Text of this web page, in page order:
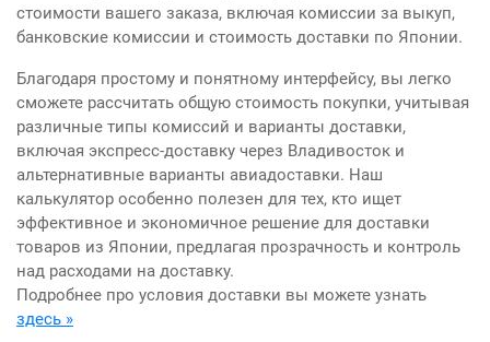
стоимости вашего заказа, включая комиссии за выкуп,
банковские комиссии и стоимость доставки по Японии.
Благодаря простому и понятному интерфейсу, вы легко
сможете рассчитать общую стоимость покупки, учитывая
различные типы комиссий и варианты доставки,
включая экспресс-доставку через Владивосток и
альтернативные варианты авиадоставки. Наш
калькулятор особенно полезен для тех, кто ищет
эффективное и экономичное решение для доставки
товаров из Японии, предлагая прозрачность и контроль
над расходами на доставку.
Подробнее про условия доставки вы можете узнать
здесь »